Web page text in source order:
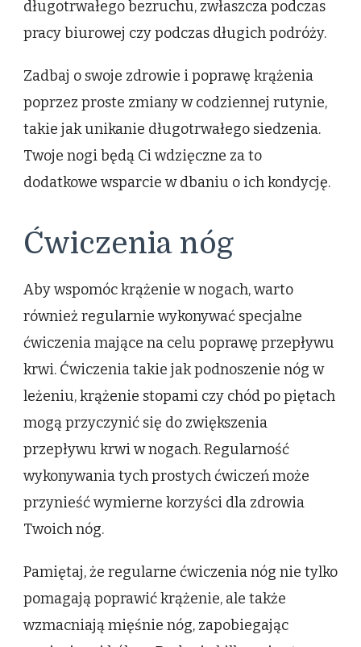
długotrwałego bezruchu, zwłaszcza podczas
pracy biurowej czy podczas długich podróży.
Zadbaj o swoje zdrowie i poprawę krążenia
poprzez proste zmiany w codziennej rutynie,
takie jak unikanie długotrwałego siedzenia.
Twoje nogi będą Ci wdzięczne za to
dodatkowe wsparcie w dbaniu o ich kondycję.
Ćwiczenia nóg
Aby wspomóc krążenie w nogach, warto
również regularnie wykonywać specjalne
ćwiczenia mające na celu poprawę przepływu
krwi. Ćwiczenia takie jak podnoszenie nóg w
leżeniu, krążenie stopami czy chód po piętach
mogą przyczynić się do zwiększenia
przepływu krwi w nogach. Regularność
wykonywania tych prostych ćwiczeń może
przynieść wymierne korzyści dla zdrowia
Twoich nóg.
Pamiętaj, że regularne ćwiczenia nóg nie tylko
pomagają poprawić krążenie, ale także
wzmacniają mięśnie nóg, zapobiegając